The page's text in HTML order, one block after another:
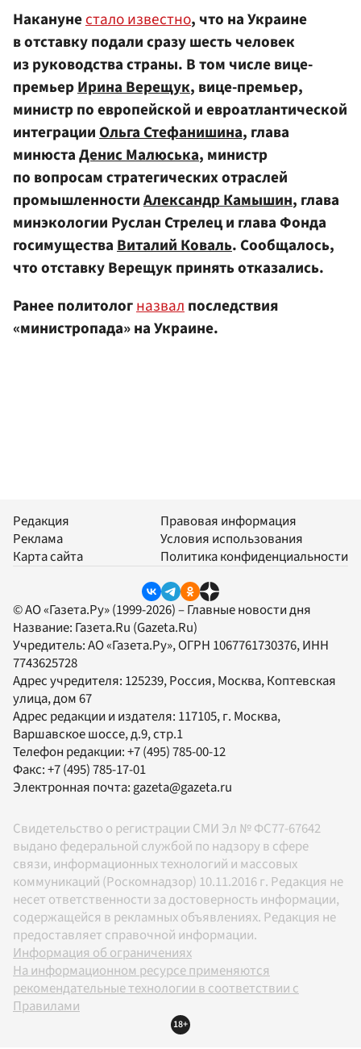
Наканунестало известно, что на Украине
в отставку подали сразу шесть человек
из руководства страны. В том числе вице-
премьерИрина Верещук, вице-премьер,
министр по европейской и евроатлантической
интеграцииОльга Стефанишина, глава
минюстаДенис Малюська, министр
по вопросам стратегических отраслей
промышленностиАлександр Камышин, глава
минэкологии Руслан Стрелец и глава Фонда
госимуществаВиталий Коваль. Сообщалось,
что отставку Верещук принять отказались.
Ранее политологназвалпоследствия
«министропада» на Украине.
Редакция
Реклама
Карта сайта
Правовая информация
Условия использования
Политика конфиденциальности
© АО «Газета.Ру» (1999-2026) – Главные новости дня
Название: Газета.Ru (Gazeta.Ru)
Учредитель:АО «Газета.Ру», ОГРН 1067761730376, ИНН
7743625728
Адрес учредителя: 125239, Россия, Москва, Коптевская
улица, дом 67
Адрес редакции и издателя: 117105, г. Москва,
Варшавское шоссе, д.9, стр.1
Телефон редакции:+7 (495) 785-00-12
Факс:+7 (495) 785-17-01
Электронная почта:gazeta@gazeta.ru
Свидетельство о регистрации СМИ Эл № ФС77-67642
выдано федеральной службой по надзору в сфере
связи, информационных технологий и массовых
коммуникаций (Роскомнадзор) 10.11.2016 г. Редакция не
несет ответственности за достоверность информации,
содержащейся в рекламных объявлениях. Редакция не
предоставляет справочной информации.
Информация об ограничениях
На информационном ресурсе применяются
рекомендательные технологии в соответствии с
Правилами
18+